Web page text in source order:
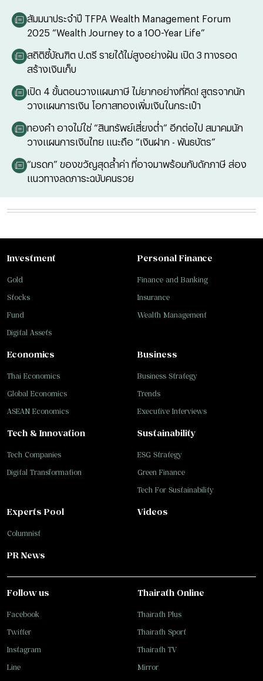
สัมมนาประจำปี TFPA Wealth Management Forum
2025 “Wealth Journey to a 100-Year Life”
สถิติชี้บัณฑิต ป.ตรี รายได้ไม่สูงอย่างฝัน เปิด 3 ทางรอด
สร้างเงินเก็บ
เปิด 4 ขั้นตอนวางแผนภาษี ไม่ยากอย่างที่คิด! สูตรจากนัก
วางแผนการเงิน โอกาสทองเพิ่มเงินในกระเป๋า
ทองคำ อาจไม่ใช่ “สินทรัพย์เสี่ยงต่ำ” อีกต่อไป สมาคมนัก
วางแผนการเงินไทย แนะถือ “เงินฝาก - พันธบัตร”
“มรดก” ของขวัญสุดล้ำค่า ที่อาจมาพร้อมกับดักภาษี ส่อง
แนวทางลดภาระฉบับคนรวย
Investment
Gold
Stocks
Fund
Digital Assets
Personal Finance
Finance and Banking
Insurance
Wealth Management
Business
Business Strategy
Trends
Executive Interviews
Tech & Innovation
Tech Companies
Digital Transformation
Sustainability
ESG Strategy
Green Finance
Tech For Sustainability
Economics
Thai Economics
Global Economics
ASEAN Economics
Experts Pool
Columnist
Videos
PR News
Follow us
Facebook
Twitter
Instagram
Line
Thairath Online
Thairath Plus
Thairath Sport
Thairath TV
Mirror